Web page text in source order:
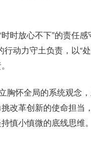
时放心不下”的责任
行动力守土负责，以“
胸怀全局的系统观念
改革创新的使命担当
慎小慎微的底线思维。